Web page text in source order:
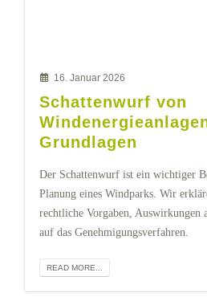
16. Januar 2026
Schattenwurf von
Grundlagen
Der Schattenwurf ist ein wichtiger
Planung eines Windparks. Wir
rechtliche Vorgaben, Auswirkungen
auf das Genehmigungsverfahren.
READ MORE...